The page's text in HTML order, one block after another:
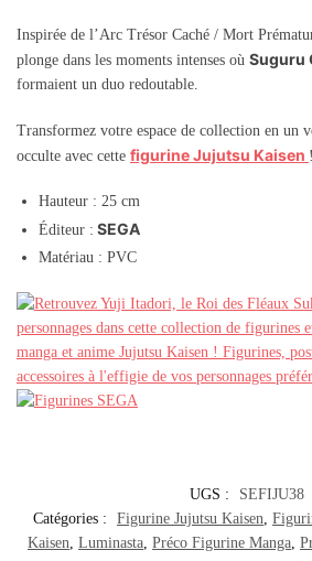
Inspirée de l’Arc Trésor Caché / Mort
plonge dans les moments intenses où Suguru
formaient un duo redoutable.
Transformez votre espace de collection en un
occulte avec cette figurine Jujutsu Kaisen !
Hauteur : 25 cm
Éditeur : SEGA
Matériau : PVC
UGS :
SEFIJU38
Catégories :
Figurine Jujutsu Kaisen
Kaisen Luminasta Préco Figurine Manga